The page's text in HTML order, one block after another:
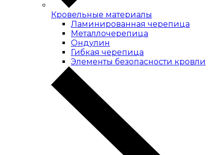
Кровельные материалы
Ламинированная черепица
Металлочерепица
Ондулин
Гибкая черепица
Элементы безопасности кровли